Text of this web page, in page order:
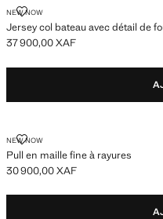
NEW NOW
Jersey col bateau avec détail de
JERSEY COL BATEAU AVEC
Prix actuel [37 900,00 XAF ]
37 900,00 XAF
NEW NOW
Pull en maille fine à rayures
PULL EN MAILLE FINE À
Prix actuel [30 900,00 XAF ]
30 900,00 XAF